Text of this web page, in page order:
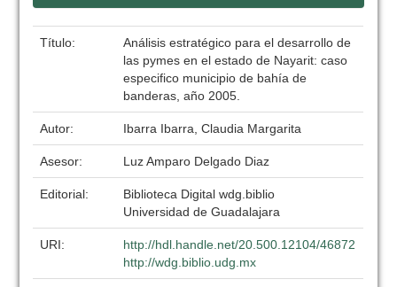
Título:
Análisis estratégico para el desarrollo de
las pymes en el estado de Nayarit: caso
especifico municipio de bahía de
banderas, año 2005.
Autor: Ibarra Ibarra, Claudia Margarita
Asesor: Luz Amparo Delgado Diaz
Editorial:
Biblioteca Digital wdg.biblio
Universidad de Guadalajara
URI:
http://hdl.handle.net/20.500.12104/46872
http://wdg.biblio.udg.mx